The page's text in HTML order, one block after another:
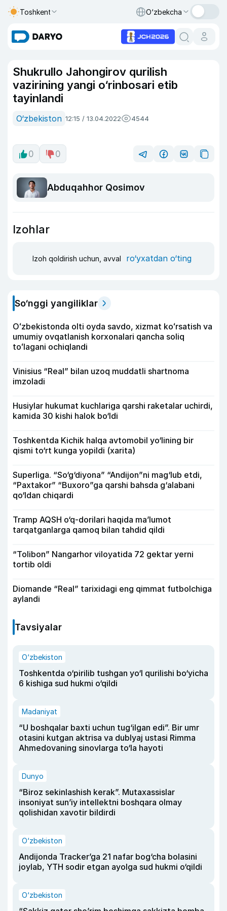
Toshkent O‘zbekcha
Shukrullo Jahongirov qurilish
vazirining yangi o‘rinbosari etib
tayinlandi
O‘zbekiston 12:15 / 13.04.2022 4544
0 0
Abduqahhor Qosimov
Izohlar
Izoh qoldirish uchun, avval ro‘yxatdan o‘ting
So‘nggi yangiliklar
Oʻzbekistonda olti oyda savdo, xizmat koʻrsatish va
umumiy ovqatlanish korxonalari qancha soliq
toʻlagani ochiqlandi
Vinisius “Real” bilan uzoq muddatli shartnoma
imzoladi
Husiylar hukumat kuchlariga qarshi raketalar uchirdi,
kamida 30 kishi halok bo‘ldi
Toshkentda Kichik halqa avtomobil yo‘lining bir
qismi to‘rt kunga yopildi (xarita)
Superliga. “So‘g‘diyona” “Andijon”ni mag‘lub etdi,
“Paxtakor” “Buxoro”ga qarshi bahsda g‘alabani
qo‘ldan chiqardi
Tramp AQSH o‘q-dorilari haqida ma’lumot
tarqatganlarga qamoq bilan tahdid qildi
“Tolibon” Nangarhor viloyatida 72 gektar yerni
tortib oldi
Diomande “Real” tarixidagi eng qimmat futbolchiga
aylandi
Tavsiyalar
O‘zbekiston
Toshkentda o‘pirilib tushgan yo‘l qurilishi bo‘yicha
6 kishiga sud hukmi o‘qildi
Madaniyat
“U boshqalar baxti uchun tug‘ilgan edi”. Bir umr
otasini kutgan aktrisa va dublyaj ustasi Rimma
Ahmedovaning sinovlarga to‘la hayoti
Dunyo
“Biroz sekinlashish kerak”. Mutaxassislar
insoniyat sun’iy intellektni boshqara olmay
qolishidan xavotir bildirdi
O‘zbekiston
Andijonda Tracker’ga 21 nafar bog‘cha bolasini
joylab, YTH sodir etgan ayolga sud hukmi o‘qildi
O‘zbekiston